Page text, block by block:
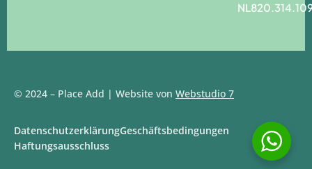
© 2024 – Place Add | Website von Webstudio 7
DatenschutzerklärungGeschäftsbedingungen
Haftungsausschluss